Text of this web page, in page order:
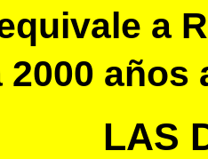
a
2000 años
LAS